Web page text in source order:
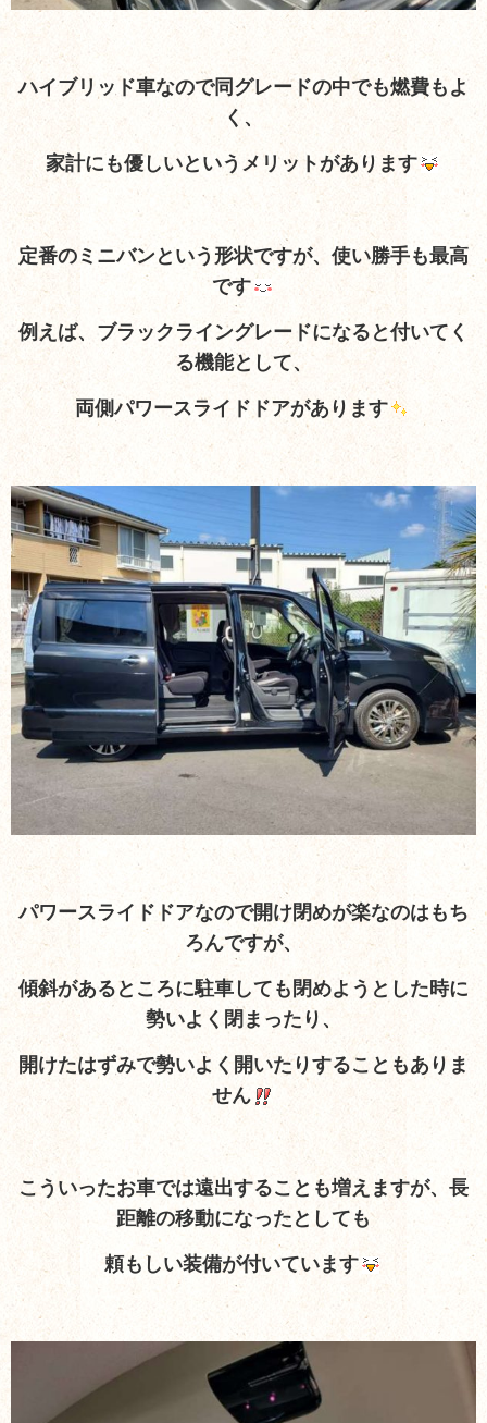
ハイブリッド車なので同グレードの中でも燃費もよ
く、
家計にも優しいというメリットがあります
定番のミニバンという形状ですが、使い勝手も最高
です
例えば、ブラックライングレードになると付いてく
る機能として、
両側パワースライドドアがあります
パワースライドドアなので開け閉めが楽なのはもち
ろんですが、
傾斜があるところに駐車しても閉めようとした時に
勢いよく閉まったり、
開けたはずみで勢いよく開いたりすることもありま
せん
こういったお車では遠出することも増えますが、長
距離の移動になったとしても
頼もしい装備が付いています